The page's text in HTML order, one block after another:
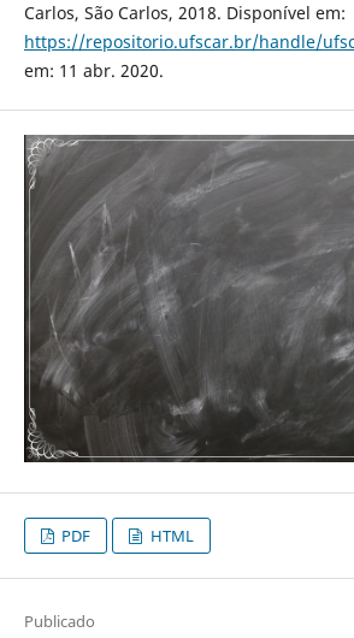
Carlos, São Carlos, 2018. Disponível em:
https://repositorio.ufscar.br/handle/
em: 11 abr. 2020.
PDF HTML
Publicado